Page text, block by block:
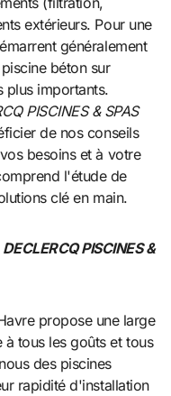
extérieurs. Pour une
généralement
béton sur
plus importants.
PISCINES & SPAS
de nos conseils
besoins et à votre
l'étude de
clé en main.
DECLERCQ PISCINES &
propose une large
tous les goûts et tous
des piscines
rapidité d'installation